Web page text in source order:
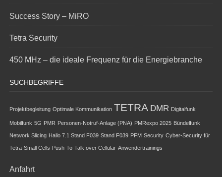
Success Story – MiRO
Tetra Security
450 MHz – die ideale Frequenz für die Energiebranche
SUCHBEGRIFFE
Projektbegleitung Optimale Kommunikation TETRA DMR Digitalfunk
Mobilfunk 5G PMR Personen-Notruf-Anlage (PNA) PMRexpo 2025 Bündelfunk
Network Slicing Hallo 7.1 Stand F039 Stand F039 PFM Security Cyber-Security für
Tetra Small Cells Push-To-Talk over Cellular Anwendertrainings
Anfahrt